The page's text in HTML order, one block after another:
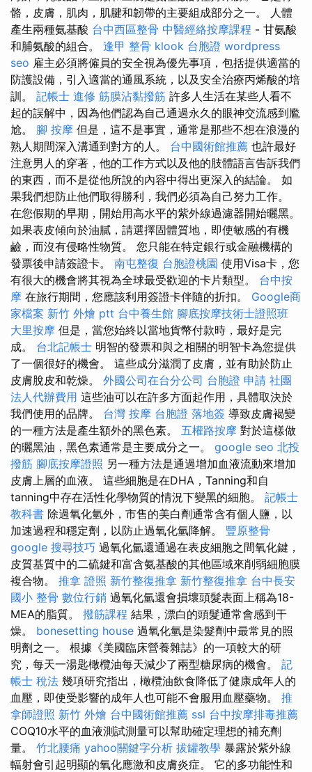
骼，皮膚，肌肉，肌腱和韌帶的主要組成部分之一。 人體
產生兩種氨基酸 台中西區整骨 中醫經絡按摩課程 - 甘氨酸
和脯氨酸的組合。 逢甲 整骨 klook 台胞證 wordpress
seo 雇主必須將僱員的安全視為優先事項，包括提供適當的
防護設備，引入適當的通風系統，以及安全治療丙烯酸的培
訓。 記帳士 進修 筋膜沾黏撥筋 許多人生活在某些人看不
起的誤解中，因為他們認為自己通過永久的眼神交流感到尷
尬。 腳 按摩 但是，這不是事實，通常是那些不想在浪漫的
熟人期間深入溝通到對方的人。 台中國術館推薦 也許最好
注意男人的穿著，他的工作方式以及他的肢體語言告訴我們
的東西，而不是從他所說的內容中得出更深入的結論。 如
果我們想防止他們取得勝利，我們必須為自己努力工作。
在您假期的早期，開始用高水平的紫外線過濾器開始曬黑。
如果表皮傾向於油膩，請選擇固體質地，即使敏感的有機
鹼，而沒有侵略性物質。 您只能在特定銀行或金融機構的
發票後申請簽證卡。 南屯整復 台胞證桃園 使用Visa卡，您
有很大的機會將其視為全球最受歡迎的卡片類型。 台中按
摩 在旅行期間，您應該利用簽證卡伴隨的折扣。 Google商
家檔案 新竹 外燴 ptt 台中養生館 腳底按摩技術士證照班
大里按摩 但是，當您始終以當地貨幣付款時，最好是完
成。 台北記帳士 明智的發票和與之相關的明智卡為您提供
了一個很好的機會。 這些成分滋潤了皮膚，並有助於防止
皮膚脫皮和乾燥。 外國公司在台分公司 台胞證 申請 社團
法人代辦費用 這些油可以在許多方面起作用，具體取決於
我們使用的品牌。 台灣 按摩 台胞證 落地簽 導致皮膚褐變
的一種方法是產生額外的黑色素。 五權路按摩 對於這樣做
的曬黑油，黑色素通常是主要成分之一。 google seo 北投
撥筋 腳底按摩證照 另一種方法是通過增加血液流動來增加
皮膚上層的血液。 這些細胞是在DHA，Tanning和自
tanning中存在活性化學物質的情況下變黑的細胞。 記帳士
教科書 除過氧化氫外，市售的美白劑通常含有個人鹽，以
加速過程和穩定劑，以防止過氧化氫降解。 豐原整骨
google 搜尋技巧 過氧化氫還通過在表皮細胞之間氧化鍵，
皮質基質中的二硫鍵和富含氨基酸的其他區域來削弱細胞膜
複合物。 推拿 證照 新竹整復推拿 新竹整復推拿 台中長安
國小 整骨 數位行銷 過氧化氫還會損壞頭髮表面上稱為18-
MEA的脂質。 撥筋課程 結果，漂白的頭髮通常會感到干
燥。 bonesetting house 過氧化氫是染髮劑中最常見的照
明劑之一。 根據《美國臨床營養雜誌》的一項較大的研
究，每天一湯匙橄欖油每天減少了兩型糖尿病的機會。 記
帳士 稅法 幾項研究指出，橄欖油飲食降低了健康成年人的
血壓，即使受影響的成年人也可能不會服用血壓藥物。 推
拿師證照 新竹 外燴 台中國術館推薦 ssl 台中按摩排毒推薦
COQ10水平的血液測試測量可以幫助確定理想的補充劑
量。 竹北腰痛 yahoo關鍵字分析 拔罐教學 暴露於紫外線
輻射會引起明顯的氧化應激和皮膚炎症。 它的多功能性和